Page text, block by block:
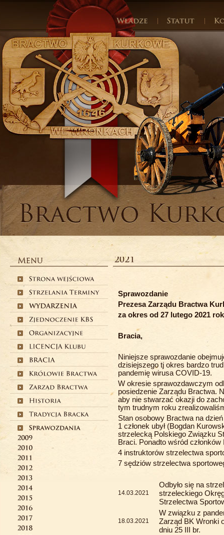
Sprawozdanie
Prezesa Zarządu Bractwa
za okres od 27 lutego 2021
Bracia,
Niniejsze sprawozdanie
dzisiejszego tj okres bardzo
pandemię wirusa COVID-19.
W okresie sprawozdawczym
posiedzenie Zarządu Bractwa.
aby nie stwarzać okazji do
tym trudnym roku
Stan osobowy Bractwa na
1 członek ubył (Bogdan
strzelecką Polskiego Związku
Braci. Ponadto wśród
4 instruktorów strzelectwa
7 sędziów strzelectwa
14.03.2021
Odbyło się na
strzeleckiego
Strzelectwa
18.03.2021
W związku z
Zarząd BK Wronki
dniu 25 III br.